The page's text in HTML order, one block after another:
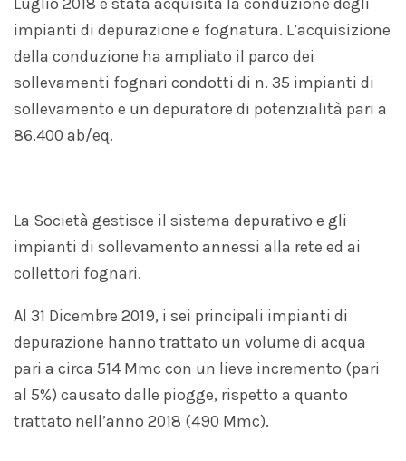
impianti di depurazione e fognatura. L’acquisizione
della conduzione ha ampliato il parco dei
sollevamenti fognari condotti di n. 35 impianti di
sollevamento e un depuratore di potenzialità pari a
86.400 ab/eq.
La Società gestisce il sistema depurativo e gli
impianti di sollevamento annessi alla rete ed ai
collettori fognari.
Al 31 Dicembre 2019, i sei principali impianti di
depurazione hanno trattato un volume di acqua
pari a circa 514 Mmc con un lieve incremento (pari
al 5%) causato dalle piogge, rispetto a quanto
trattato nell’anno 2018 (490 Mmc).